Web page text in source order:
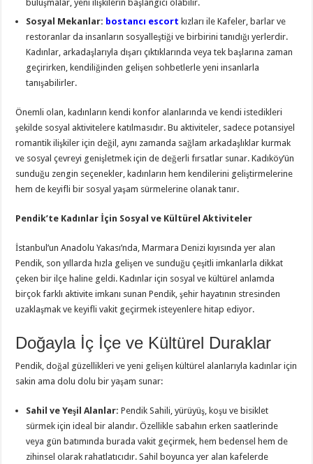
buluşmalar, yeni ilişkilerin başlangıcı olabilir.
Sosyal Mekanlar: bostancı escort kızları ile Kafeler, barlar ve
restoranlar da insanların sosyalleştiği ve birbirini tanıdığı yerlerdir.
Kadınlar, arkadaşlarıyla dışarı çıktıklarında veya tek başlarına zaman
geçirirken, kendiliğinden gelişen sohbetlerle yeni insanlarla
tanışabilirler.
Önemli olan, kadınların kendi konfor alanlarında ve kendi istedikleri
şekilde sosyal aktivitelere katılmasıdır. Bu aktiviteler, sadece potansiyel
romantik ilişkiler için değil, aynı zamanda sağlam arkadaşlıklar kurmak
ve sosyal çevreyi genişletmek için de değerli fırsatlar sunar. Kadıköy’ün
sunduğu zengin seçenekler, kadınların hem kendilerini geliştirmelerine
hem de keyifli bir sosyal yaşam sürmelerine olanak tanır.
Pendik’te Kadınlar İçin Sosyal ve Kültürel Aktiviteler
İstanbul’un Anadolu Yakası’nda, Marmara Denizi kıyısında yer alan
Pendik, son yıllarda hızla gelişen ve sunduğu çeşitli imkanlarla dikkat
çeken bir ilçe haline geldi. Kadınlar için sosyal ve kültürel anlamda
birçok farklı aktivite imkanı sunan Pendik, şehir hayatının stresinden
uzaklaşmak ve keyifli vakit geçirmek isteyenlere hitap ediyor.
Doğayla İç İçe ve Kültürel Duraklar
Pendik, doğal güzellikleri ve yeni gelişen kültürel alanlarıyla kadınlar için
sakin ama dolu dolu bir yaşam sunar:
Sahil ve Yeşil Alanlar: Pendik Sahili, yürüyüş, koşu ve bisiklet
sürmek için ideal bir alandır. Özellikle sabahın erken saatlerinde
veya gün batımında burada vakit geçirmek, hem bedensel hem de
zihinsel olarak rahatlatıcıdır. Sahil boyunca yer alan kafelerde